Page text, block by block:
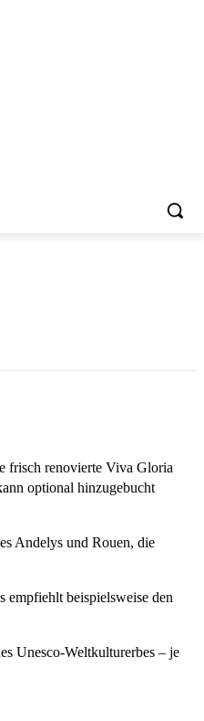
frisch renovierte Viva Gloria
optional hinzugebucht
Andelys und Rouen, die
empfiehlt beispielsweise den
Unesco-Weltkulturerbes – je